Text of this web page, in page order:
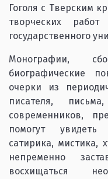
Гоголя с Тверским
творческих работ
государственного
Монографии,
биографические
очерки из
писателя,
современников,
помогут увидеть
сатирика, мистика,
непременно
восхищаться